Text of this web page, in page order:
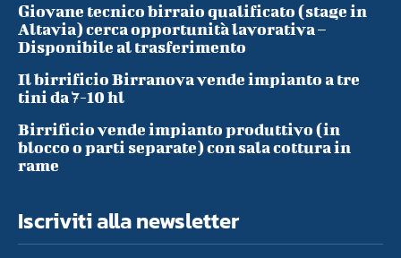
Giovane tecnico birraio qualificato (stage in
Altavia) cerca opportunità lavorativa –
Disponibile al trasferimento
Il birrificio Birranova vende impianto a tre
tini da 7-10 hl
Birrificio vende impianto produttivo (in
blocco o parti separate) con sala cottura in
rame
Iscriviti alla newsletter